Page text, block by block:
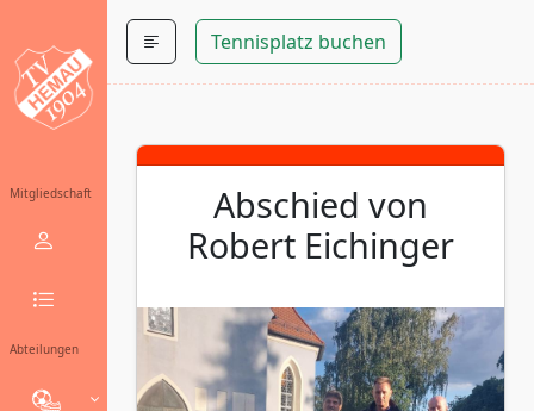
Mitgliedschaft
Abteilungen
Tennisplatz buchen
Abschied von
Robert Eichinger